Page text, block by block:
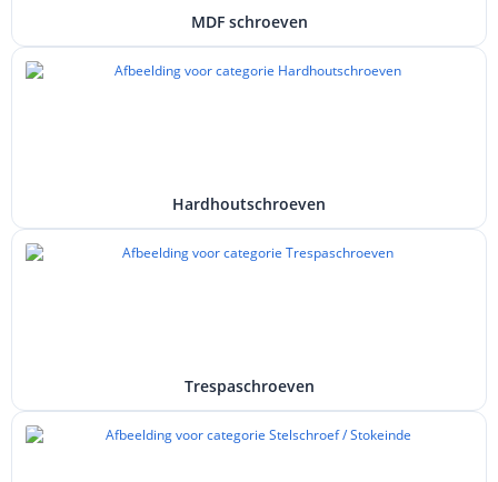
MDF schroeven
Hardhoutschroeven
Trespaschroeven